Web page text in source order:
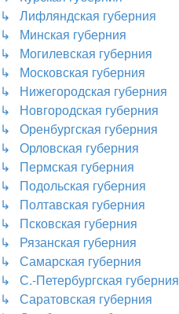
↳ Лифляндская губерния
↳ Минская губерния
↳ Могилевская губерния
↳ Московская губерния
↳ Нижегородская губерния
↳ Новгородская губерния
↳ Оренбургская губерния
↳ Орловская губерния
↳ Пермская губерния
↳ Подольская губерния
↳ Полтавская губерния
↳ Псковская губерния
↳ Рязанская губерния
↳ Самарская губерния
↳ С.-Петербургская губерния
↳ Саратовская губерния